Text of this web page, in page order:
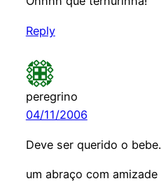
Reply
peregrino
04/11/2006
Deve ser querido o bebe.
um abraço com amizade